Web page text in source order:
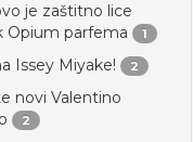
je zaštitno lice
Opium parfema
1
Issey Miyake! 2
novi Valentino
2